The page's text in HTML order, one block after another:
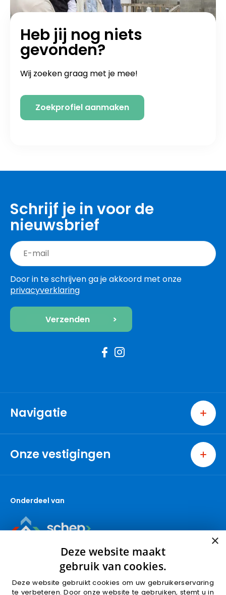
Heb jij nog niets
gevonden?
Wij zoeken graag met je mee!
Zoekprofiel aanmaken
Schrijf je in voor de
nieuwsbrief
Door in te schrijven ga je akkoord met onze
privacyverklaring
Navigatie
Home
Bedrijven
Nieuwbouw
Contact
Makelaar Pijnacker
Makelaar Nootdorp
Makelaar Delft
Onze vestigingen
Pijnacker
Berkel en Rodenrijs
Den Haag
Capelle aan den IJssel
Gouda (wonen)
Gouda (bedrijven)
Krimpen aan den IJssel
Rotterdam
Onderdeel van
×
Deze website maakt
gebruik van cookies.
Deze website gebruikt cookies om uw gebruikerservaring
te verbeteren. Door onze website te gebruiken, stemt u in